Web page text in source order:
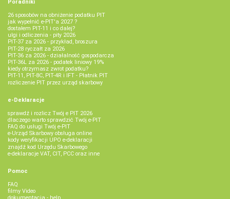
Poradniki
26 sposobów na obniżenie podatku PIT
jak wypełnić e-PIT'a 2027 ?
dostałem PIT-11 i co dalej?
ulgi i odliczenia - pity 2026
PIT-37 za 2026 - przykład, broszura
PIT-28 ryczałt za 2026
PIT-36 za 2026 - działalność gospodarcza
PIT-36L za 2026 - podatek liniowy 19%
kiedy otrzymasz zwrot podatku?
PIT-11, PIT-8C, PIT-4R i IFT - Płatnik PIT
rozliczenie PIT przez urząd skarbowy
e-Deklaracje
sprawdź i rozlicz Twój e PIT 2026
dlaczego warto sprawdzić Twój e-PIT
FAQ do usługi Twój e-PIT
e-Urząd Skarbowy obsługa online
kody weryfikacji UPO e-deklaracji
znajdź kod Urzędu Skarbowego
e-deklaracje VAT, CIT, PCC oraz inne
Pomoc
FAQ
filmy Video